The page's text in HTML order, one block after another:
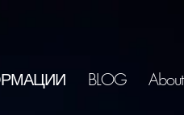
BLOG About